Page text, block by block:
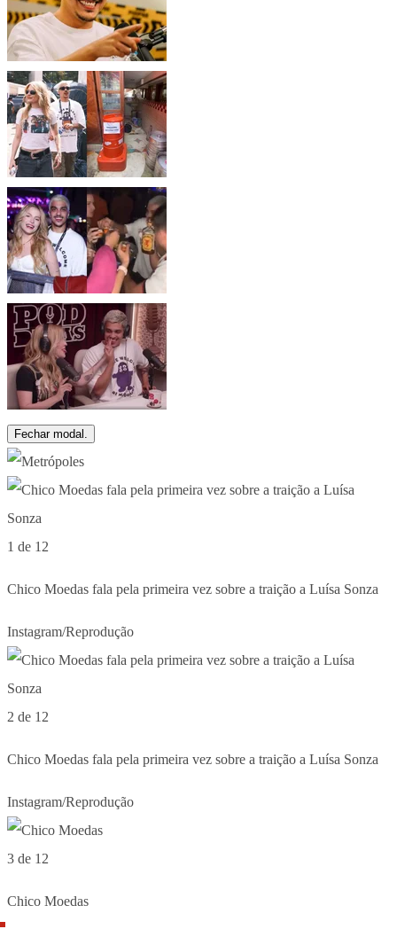
Fechar modal.
1 de 12
Chico Moedas fala pela primeira vez sobre a traição a Luísa Sonza
Instagram/Reprodução
2 de 12
Chico Moedas fala pela primeira vez sobre a traição a Luísa Sonza
Instagram/Reprodução
3 de 12
Chico Moedas